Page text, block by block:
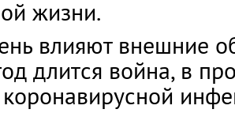
жизни.
влияют внешние
длится война, в